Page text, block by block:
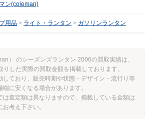
ン(coleman)
用品 ライト・ランタン ガソリンランタン
） のシーズンズランタン 2006の買取実績は、
りした実際の買取金額を掲載しております。
しており、販売時期や状態・デザイン・流行り等
に安くなる場合があります。
は査定額は異なりますので、掲載している金額は
考え下さい。